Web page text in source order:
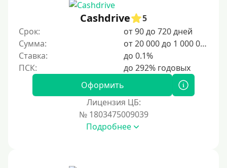
Cashdrive
5
Срок:
от 90 до 720 дней
Сумма:
от 20 000 до 1 000 000 ₽
Ставка:
до 0.1%
Оформить
Лицензия ЦБ:
№ 1803475009039
Подробнее